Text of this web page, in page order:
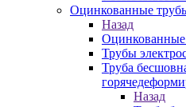
Оцинкованные
Назад
Трубы
Труба
Назад